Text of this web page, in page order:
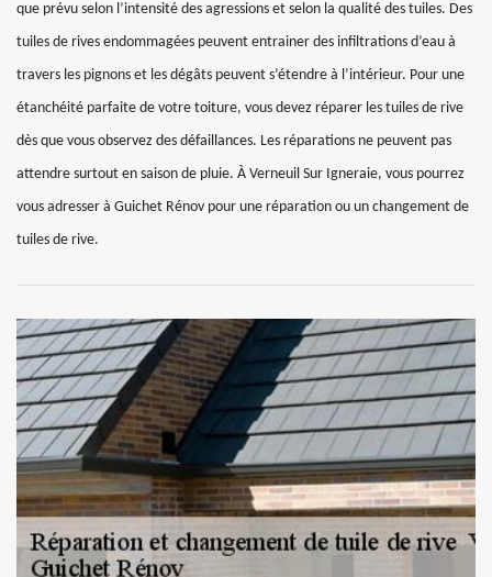
que prévu selon l’intensité des agressions et selon la qualité des tuiles. Des
tuiles de rives endommagées peuvent entrainer des infiltrations d’eau à
travers les pignons et les dégâts peuvent s’étendre à l’intérieur. Pour une
étanchéité parfaite de votre toiture, vous devez réparer les tuiles de rive
dès que vous observez des défaillances. Les réparations ne peuvent pas
attendre surtout en saison de pluie. À Verneuil Sur Igneraie, vous pourrez
vous adresser à Guichet Rénov pour une réparation ou un changement de
tuiles de rive.